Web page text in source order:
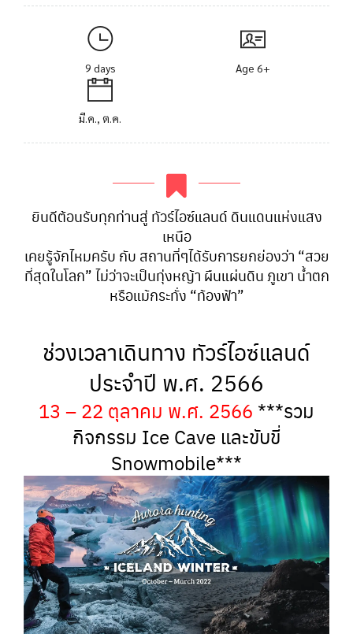
9 days Age 6+
มี.ค., ต.ค.
ยินดีต้อนรับทุกท่านสู่ ทัวร์ไอซ์แลนด์ ดินแดนแห่งแสง
เหนือ
เคยรู้จักไหมครับ กับ สถานที่ๆได้รับการยกย่องว่า “สวย
ที่สุดในโลก” ไม่ว่าจะเป็นทุ่งหญ้า ผืนแผ่นดิน ภูเขา น้ำตก
หรือแม้กระทั่ง “ท้องฟ้า”
ช่วงเวลาเดินทาง ทัวร์ไอซ์แลนด์
ประจำปี พ.ศ. 2566
13 – 22 ตุลาคม พ.ศ. 2566 ***รวม
กิจกรรม Ice Cave และขับขี่
Snowmobile***